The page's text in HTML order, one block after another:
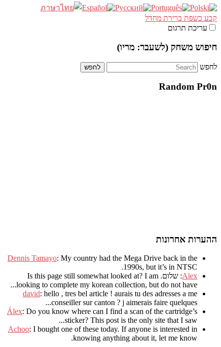
קבע כשפת ברירת מחדל
עריכת תרגום
חיפוש משחק (לשעבר: מריו)
לחפש
Random Pr0n
ההערות אחרונות
Dennis Tamayo: My country had the Mega Drive back in the
1990s, but it’s in NTSC
.
Alex: שלום. Is this page still somewhat looked at? I am
looking to complete my korean collection, but do not have..
.
david: hello , tres bel article ! aurais tu des adresses a me
conseiller sur canton ? j aimerais faire quelques..
.
Álex: Do you know where can I find a scan of the cartridge’s
sticker? This post is the only site that I saw...
Achoo: I bought one of these today. If anyone is interested in
knowing anything about it, let me know.